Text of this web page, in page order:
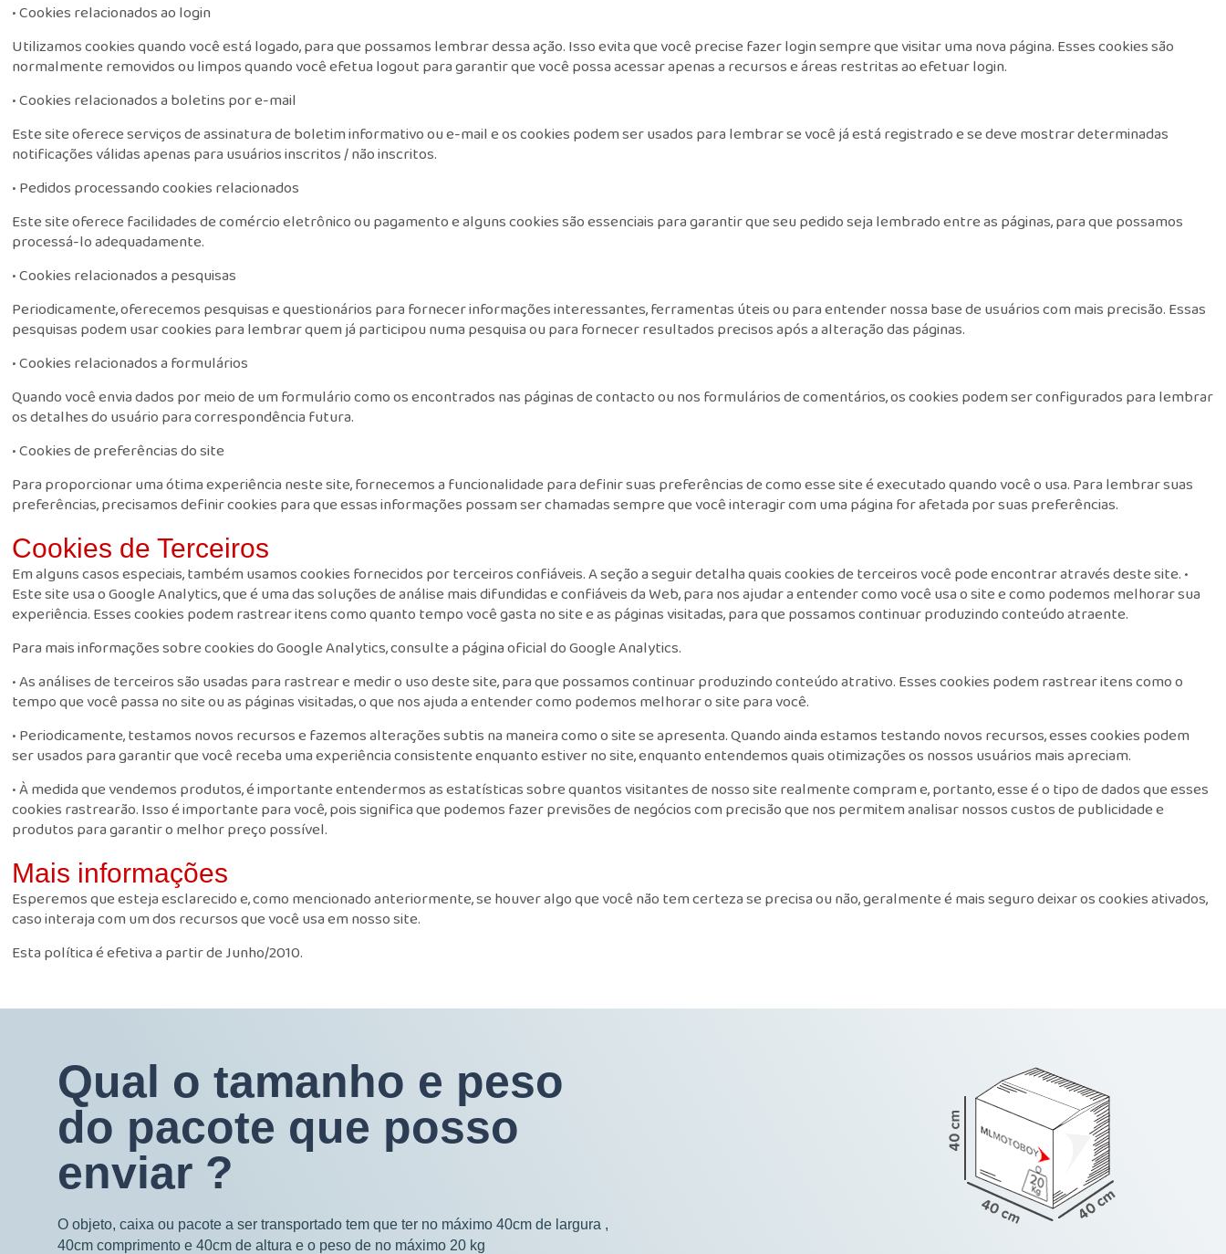
• Cookies relacionados ao login
Utilizamos cookies quando você está logado, para que possamos lembrar dessa ação. Isso evita que você precise fazer login sempre que visitar uma nova página. Esses cookies são
normalmente removidos ou limpos quando você efetua logout para garantir que você possa acessar apenas a recursos e áreas restritas ao efetuar login.
• Cookies relacionados a boletins por e-mail
Este site oferece serviços de assinatura de boletim informativo ou e-mail e os cookies podem ser usados para lembrar se você já está registrado e se deve mostrar determinadas
notificações válidas apenas para usuários inscritos / não inscritos.
• Pedidos processando cookies relacionados
Este site oferece facilidades de comércio eletrônico ou pagamento e alguns cookies são essenciais para garantir que seu pedido seja lembrado entre as páginas, para que possamos
processá-lo adequadamente.
• Cookies relacionados a pesquisas
Periodicamente, oferecemos pesquisas e questionários para fornecer informações interessantes, ferramentas úteis ou para entender nossa base de usuários com mais precisão. Essas
pesquisas podem usar cookies para lembrar quem já participou numa pesquisa ou para fornecer resultados precisos após a alteração das páginas.
• Cookies relacionados a formulários
Quando você envia dados por meio de um formulário como os encontrados nas páginas de contacto ou nos formulários de comentários, os cookies podem ser configurados para lembrar
os detalhes do usuário para correspondência futura.
• Cookies de preferências do site
Para proporcionar uma ótima experiência neste site, fornecemos a funcionalidade para definir suas preferências de como esse site é executado quando você o usa. Para lembrar suas
preferências, precisamos definir cookies para que essas informações possam ser chamadas sempre que você interagir com uma página for afetada por suas preferências.
Cookies de Terceiros
Em alguns casos especiais, também usamos cookies fornecidos por terceiros confiáveis. A seção a seguir detalha quais cookies de terceiros você pode encontrar através deste site. •
Este site usa o Google Analytics, que é uma das soluções de análise mais difundidas e confiáveis da Web, para nos ajudar a entender como você usa o site e como podemos melhorar sua
experiência. Esses cookies podem rastrear itens como quanto tempo você gasta no site e as páginas visitadas, para que possamos continuar produzindo conteúdo atraente.
Para mais informações sobre cookies do Google Analytics, consulte a página oficial do Google Analytics.
• As análises de terceiros são usadas para rastrear e medir o uso deste site, para que possamos continuar produzindo conteúdo atrativo. Esses cookies podem rastrear itens como o
tempo que você passa no site ou as páginas visitadas, o que nos ajuda a entender como podemos melhorar o site para você.
• Periodicamente, testamos novos recursos e fazemos alterações subtis na maneira como o site se apresenta. Quando ainda estamos testando novos recursos, esses cookies podem
ser usados para garantir que você receba uma experiência consistente enquanto estiver no site, enquanto entendemos quais otimizações os nossos usuários mais apreciam.
• À medida que vendemos produtos, é importante entendermos as estatísticas sobre quantos visitantes de nosso site realmente compram e, portanto, esse é o tipo de dados que esses
cookies rastrearão. Isso é importante para você, pois significa que podemos fazer previsões de negócios com precisão que nos permitem analisar nossos custos de publicidade e
produtos para garantir o melhor preço possível.
Mais informações
Esperemos que esteja esclarecido e, como mencionado anteriormente, se houver algo que você não tem certeza se precisa ou não, geralmente é mais seguro deixar os cookies ativados,
caso interaja com um dos recursos que você usa em nosso site.
Esta política é efetiva a partir de Junho/2010.
Qual o tamanho e peso
do pacote que posso
enviar ?
O objeto, caixa ou pacote a ser transportado tem que ter no máximo 40cm de largura ,
40cm comprimento e 40cm de altura e o peso de no máximo 20 kg